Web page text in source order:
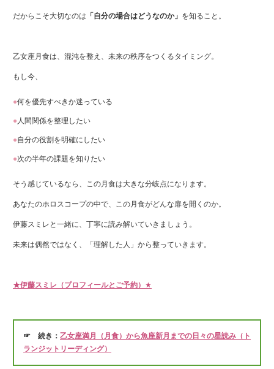
だからこそ大切なのは 「自分の場合はどうなのか」 を知ること。
乙女座月食は、混沌を整え、未来の秩序をつくるタイミング。
もし今、
何を優先すべきか迷っている
人間関係を整理したい
自分の役割を明確にしたい
次の半年の課題を知りたい
そう感じているなら、この月食は大きな分岐点になります。
あなたのホロスコープの中で、この月食がどんな扉を開くのか。
伊藤スミレと一緒に、丁寧に読み解いていきましょう。
未来は偶然ではなく、「理解した人」から整っていきます。
★伊藤スミレ（プロフィールとご予約） ★
☞ 続き： 乙女座満月（月食）から魚座新月までの日々の星読み（ト
ランジットリーディング）